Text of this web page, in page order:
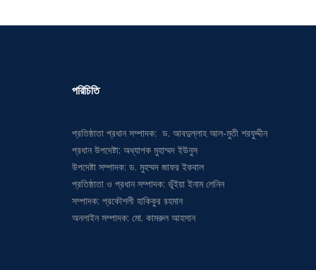
পরিচিতি
প্রতিষ্ঠাতা প্রধান সম্পাদক: ড. আবদুল্লাহ আল-মুতী শরফুদ্দীন
প্রধান উপদেষ্টা: অধ্যাপক মুহাম্মদ ইউনুস
উপদেষ্টা সম্পাদক: ড. মুহম্মদ জাফর ইকবাল
প্রতিষ্ঠাতা ও প্রধান সম্পাদক: ভূঁইয়া ইনাম লেনিন
সম্পাদক: প্রকৌশলী হাকিকুর রহমান
অনলাইন সম্পাদক: মো. কামরুল আহসান